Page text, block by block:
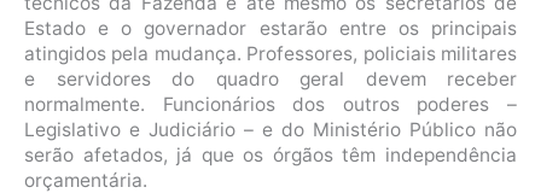
Estado e o governador estarão entre os principais
atingidos pela mudança. Professores, policiais militares
e servidores do quadro geral devem receber
normalmente. Funcionários dos outros poderes –
Legislativo e Judiciário – e do Ministério Público não
serão afetados, já que os órgãos têm independência
orçamentária.